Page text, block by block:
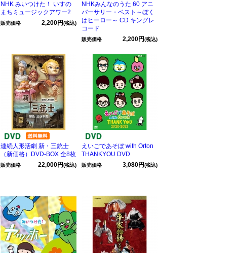
NHK みいつけた！ いすの
まちミュージックアワー2
販売価格 2,200円(税込)
NHKみんなのうた 60 アニ
バーサリー・ベスト～ぼく
はヒーロー～ CD キングレ
コード
販売価格 2,200円(税込)
連続人形活劇 新・三銃士
（新価格）DVD-BOX 全8枚
販売価格 22,000円(税込)
えいごであそぼ with Orton
THANKYOU DVD
販売価格 3,080円(税込)